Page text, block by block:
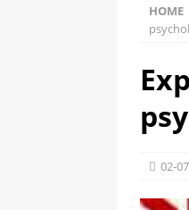
HOME
02-